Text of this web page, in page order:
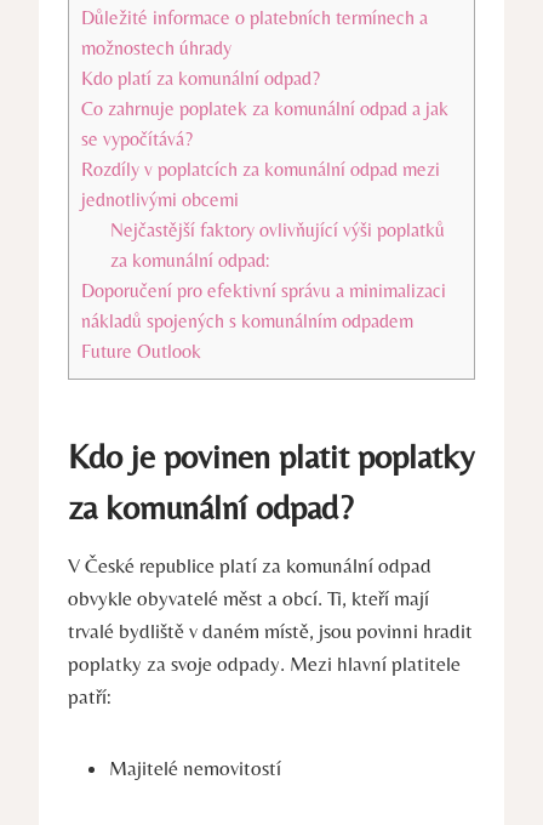
Důležité informace o platebních termínech a
možnostech úhrady
Kdo platí za komunální odpad?
Co zahrnuje poplatek za komunální odpad a jak
se vypočítává?
Rozdíly v poplatcích za komunální odpad mezi
jednotlivými obcemi
Nejčastější faktory ovlivňující výši poplatků
za komunální odpad:
Doporučení pro efektivní správu a minimalizaci
nákladů spojených s komunálním odpadem
Future Outlook
Kdo je povinen platit poplatky
za komunální odpad?
V České republice platí za komunální odpad
obvykle obyvatelé měst a obcí. Ti, kteří mají
trvalé bydliště v daném místě, jsou povinni hradit
poplatky za svoje odpady. Mezi hlavní platitele
patří:
Majitelé nemovitostí